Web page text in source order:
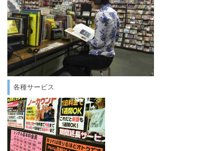
各種サービス